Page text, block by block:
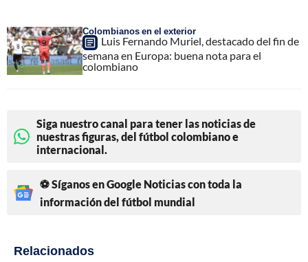
Colombianos en el exterior
Luis Fernando Muriel, destacado del fin de
semana en Europa: buena nota para el
colombiano
Siga nuestro canal para tener las noticias de
nuestras figuras, del fútbol colombiano e
internacional.
⚽ Síganos en Google Noticias con toda la
información del fútbol mundial
Relacionados